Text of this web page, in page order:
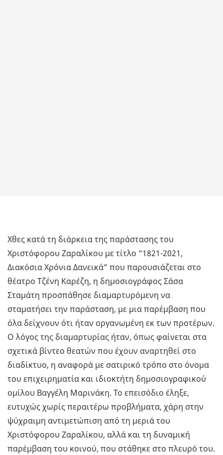
Χθες κατά τη διάρκεια της παράστασης του
Χριστόφορου Ζαραλίκου με τίτλο “1821-2021,
Διακόσια Χρόνια Δανεικά” που παρουσιάζεται στο
θέατρο Τζένη Καρέζη, η δημοσιογράφος Σάσα
Σταμάτη προσπάθησε διαμαρτυρόμενη να
σταματήσει την παράσταση, με μια παρέμβαση που
όλα δείχνουν ότι ήταν οργανωμένη εκ των προτέρων.
Ο λόγος της διαμαρτυρίας ήταν, όπως φαίνεται στα
σχετικά βίντεο θεατών που έχουν αναρτηθεί στο
διαδίκτυο, η αναφορά με σατιρικό τρόπο στο όνομα
του επιχειρηματία και ιδιοκτήτη δημοσιογραφικού
ομίλου Βαγγέλη Μαρινάκη. Το επεισόδιο έληξε,
ευτυχώς χωρίς περαιτέρω προβλήματα, χάρη στην
ψύχραιμη αντιμετώπιση από τη μεριά του
Χριστόφορου Ζαραλίκου, αλλά και τη δυναμική
παρέμβαση του κοινού, που στάθηκε στο πλευρό του.